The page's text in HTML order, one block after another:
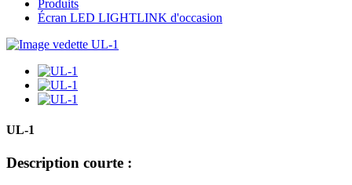
Produits
Écran LED LIGHTLINK d'occasion
UL-1
Description courte :